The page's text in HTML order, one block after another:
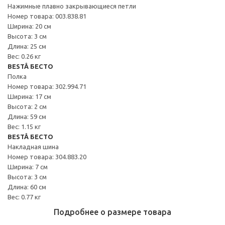
Нажимные плавно закрывающиеся петли
Номер товара: 003.838.81
Ширина: 20 см
Высота: 3 см
Длина: 25 см
Вес: 0.26 кг
BESTÅ БЕСТО
Полка
Номер товара: 302.994.71
Ширина: 17 см
Высота: 2 см
Длина: 59 см
Вес: 1.15 кг
BESTÅ БЕСТО
Накладная шина
Номер товара: 304.883.20
Ширина: 7 см
Высота: 3 см
Длина: 60 см
Вес: 0.77 кг
Подробнее о размере товара